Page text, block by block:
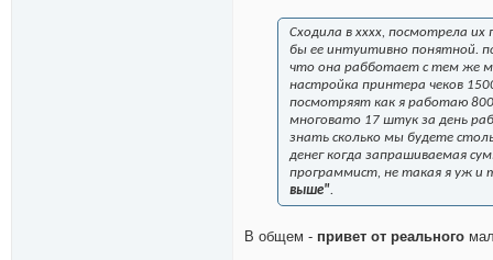
Сходила в хххх, посмотрела их
бы ее интуитивно понятной.
что она рабботает с тем же
настройка принтера чеков
посмотряят как я работаю 800
многовато 17 штук за день
знать сколько мы будете
денег когда запрашиваемая
программист, не такая я уж и
выше".
В общем - привет от реального